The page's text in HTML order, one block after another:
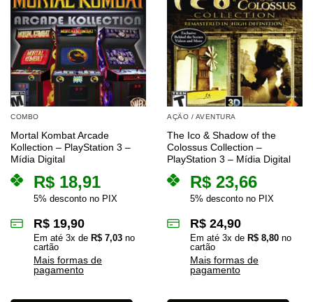
COMBO
Mortal Kombat Arcade
Kollection – PlayStation 3 –
Mídia Digital
R$ 18,91
5% desconto no PIX
R$ 19,90
Em até 3x de R$ 7,03 no
cartão
Mais formas de
pagamento
AÇÃO / AVENTURA
The Ico & Shadow of the
Colossus Collection –
PlayStation 3 – Mídia Digital
R$ 23,66
5% desconto no PIX
R$ 24,90
Em até 3x de R$ 8,80 no
cartão
Mais formas de
pagamento